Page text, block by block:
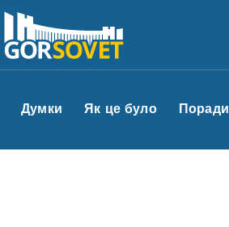
Думки Як це було Поради